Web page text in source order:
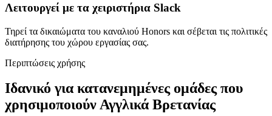
Λειτουργεί με τα χειριστήρια Slack
Τηρεί τα δικαιώματα του καναλιού Honors και σέβεται τις πολιτικές
διατήρησης του χώρου εργασίας σας.
Περιπτώσεις χρήσης
Ιδανικό για κατανεμημένες ομάδες που
χρησιμοποιούν Αγγλικά Βρετανίας